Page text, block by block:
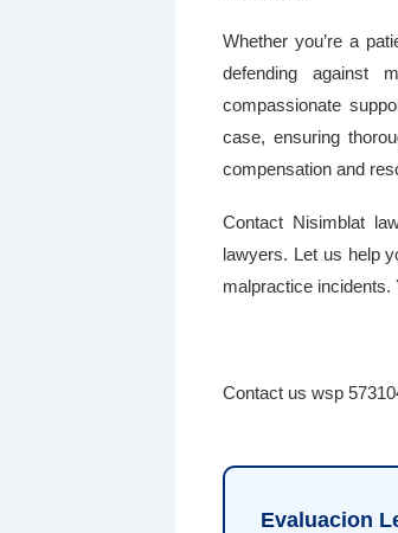
Whether you’re a
defending against
compassionate
case, ensuring
compensation and
Contact Nisimblat
lawyers. Let us help
malpractice incidents.
Contact us wsp
Evaluacion